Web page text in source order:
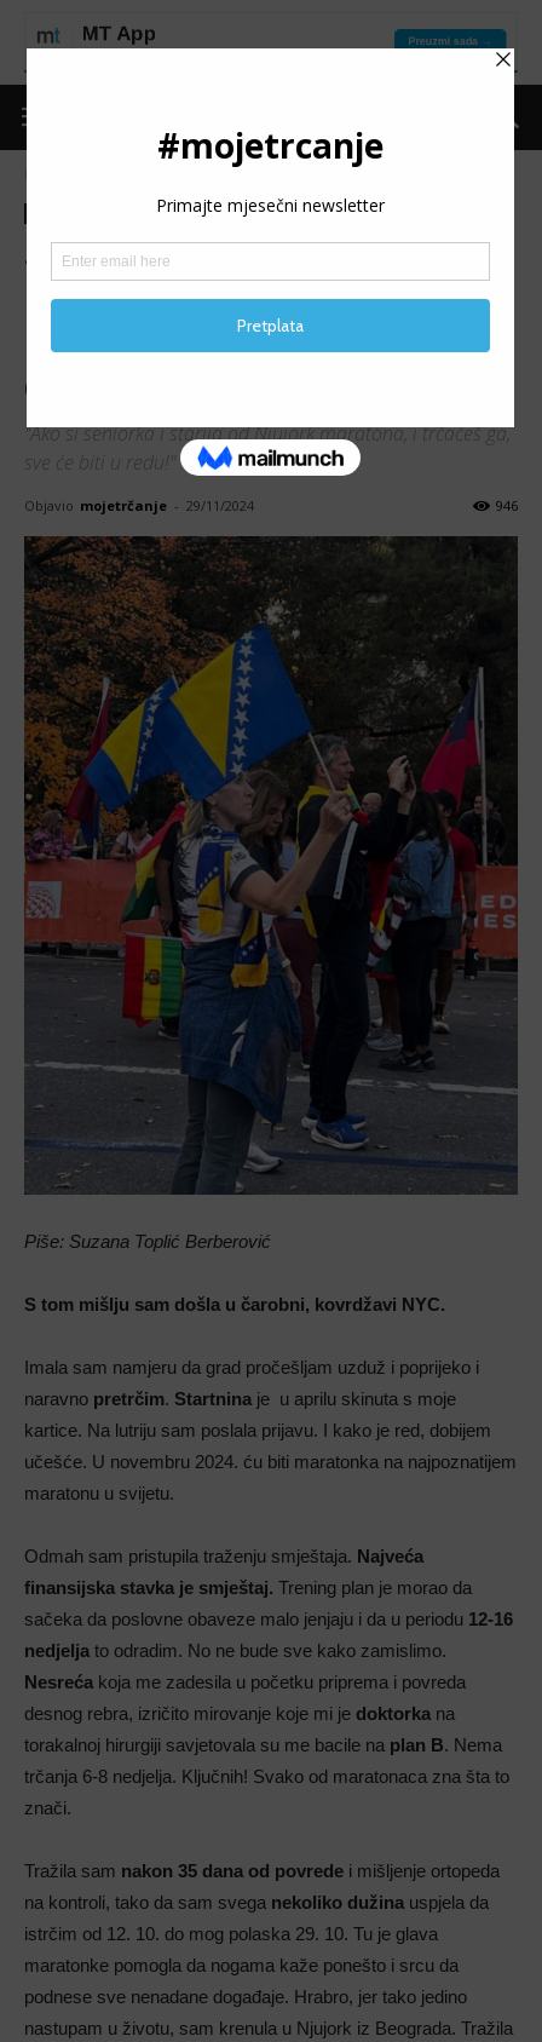
Izdvojeno Moje iskustvo
SUZANA TOPLIĆ
BERBEROVIĆ: Kad vam želja
postane stvarnost, onda su
detalji dodatni začin priče
"Ako si seniorka i starija od Njujork maratona, i trčaćeš ga,
sve će biti u redu!"
Objavio mojetrčanje - 29/11/2024 946
Piše: Suzana Toplić Berberović
S tom mišlju sam došla u čarobni, kovrdžavi NYC.
Imala sam namjeru da grad pročešljam uzduž i poprijeko i
naravno pretrčim. Startnina je u aprilu skinuta s moje
kartice. Na lutriju sam poslala prijavu. I kako je red, dobijem
učešće. U novembru 2024. ću biti maratonka na najpoznatijem
maratonu u svijetu.
Odmah sam pristupila traženju smještaja. Najveća
finansijska stavka je smještaj. Trening plan je morao da
sačeka da poslovne obaveze malo jenjaju i da u periodu 12-16
nedjelja to odradim. No ne bude sve kako zamislimo.
Nesreća koja me zadesila u početku priprema i povreda
desnog rebra, izričito mirovanje koje mi je doktorka na
torakalnoj hirurgiji savjetovala su me bacile na plan B. Nema
trčanja 6-8 nedjelja. Ključnih! Svako od maratonaca zna šta to
znači.
Tražila sam nakon 35 dana od povrede i mišljenje ortopeda
na kontroli, tako da sam svega nekoliko dužina uspjela da
istrčim od 12. 10. do mog polaska 29. 10. Tu je glava
maratonke pomogla da nogama kaže ponešto i srcu da
podnese sve nenadane događaje. Hrabro, jer tako jedino
nastupam u životu, sam krenula u Njujork iz Beograda. Tražila